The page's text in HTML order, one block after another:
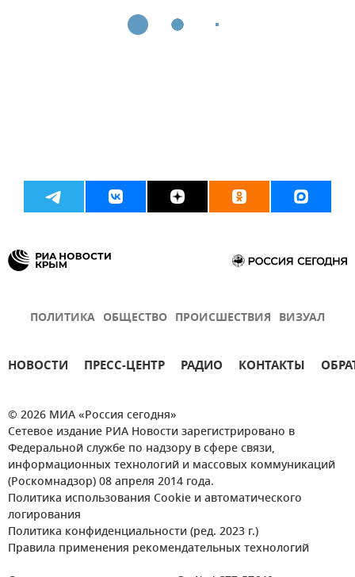
ПОЛИТИКА ОБЩЕСТВО ПРОИСШЕСТВИЯ ВИЗУАЛ
НОВОСТИ ПРЕСС-ЦЕНТР РАДИО КОНТАКТЫ
© 2026 МИА «Россия сегодня»
Сетевое издание РИА Новости зарегистрировано в
Федеральной службе по надзору в сфере связи,
информационных технологий и массовых коммуникаций
(Роскомнадзор) 08 апреля 2014 года.
Политика использования Cookie и автоматического
логирования
Политика конфиденциальности (ред. 2023 г.)
Правила применения рекомендательных технологий